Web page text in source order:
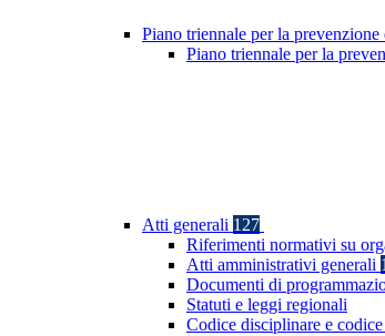
Piano triennale per la
Piano triennale per la
Atti generali 127
Riferimenti normativi su
Atti amministrativi generali
Documenti di
Statuti e leggi regionali
Codice disciplinare e